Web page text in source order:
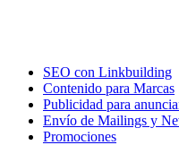
SEO con Linkbuilding
Contenido para Marcas
Publicidad para
Envío de Mailings y
Promociones